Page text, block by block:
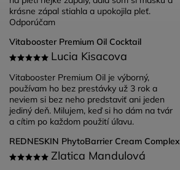
krásne zápal stiahla a upokojila pleť.
Odporúčam
Vitabooster Premium Oil Cocktail
Lucia Kisacova
Vitabooster Premium Oil je výborný,
používam ho bez prestávky už 3 rok a
neviem si bez neho predstaviť ani jeden
jediný deň. Milujem, keď si ho dám na tvár
a cítim po každom použití úľavu.
REDNESKIN PhytoBarrier Cream Complex
Zlatica Mandulová